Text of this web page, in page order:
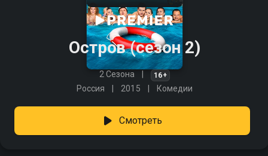
Остров (сезон 2)
2 Сезона 16+
Россия 2015 Комедии
Смотреть